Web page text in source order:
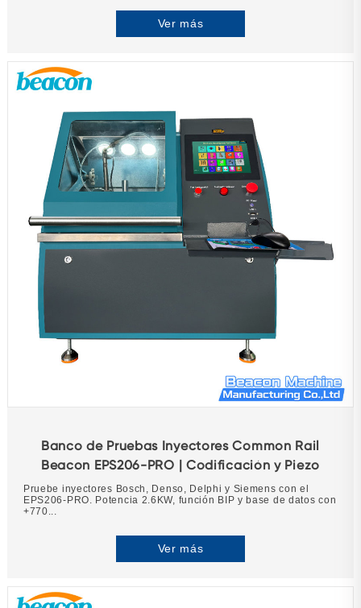
Ver más
Banco de Pruebas Inyectores Common Rail
Beacon EPS206-PRO | Codificación y Piezo
Pruebe inyectores Bosch, Denso, Delphi y Siemens con el
EPS206-PRO. Potencia 2.6KW, función BIP y base de datos con
+770...
Ver más